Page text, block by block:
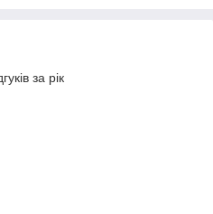
за рік